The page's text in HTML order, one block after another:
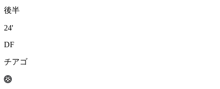
後半
24'
DF
チアゴ